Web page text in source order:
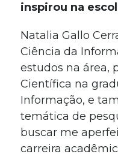
inspirou na
Natalia Gallo
Ciência da
estudos na área,
Científica na
Informação, e
temática de
buscar me
carreira